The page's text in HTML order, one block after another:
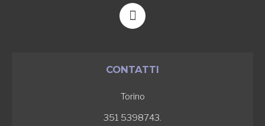
F
a
o
k
-
CONTATTI
Torino
351 5398743.